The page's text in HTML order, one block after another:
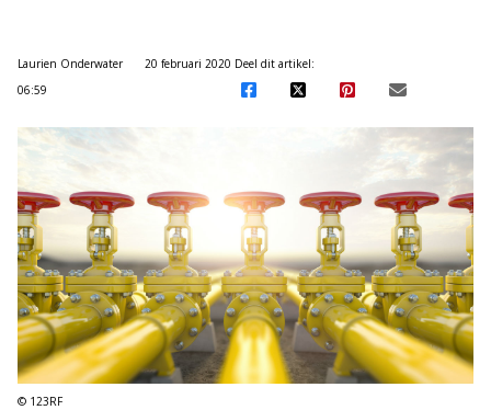
Laurien Onderwater
20 februari 2020
06:59
Deel dit artikel:
© 123RF